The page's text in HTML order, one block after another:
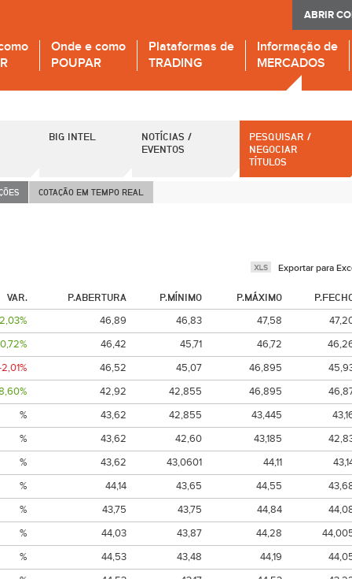
ABRIR
Onde e como
POUPAR
Plataformas de
TRADING
Informação de
MERCADOS
BIG INTEL
NOTÍCIAS /
EVENTOS
PESQUISAR /
NEGOCIAR
TÍTULOS
COTAÇÃO EM TEMPO REAL
Exportar para
VAR. P.ABERTURA P.MÍNIMO P.MÁXIMO
2,03% 46,89 46,83 47,58
0,72%
46,42 45,71 46,72
46,52 45,07 46,895
42,92 42,855 46,895
%
43,62 42,855 43,445
%
43,62 42,60 43,185
%
43,62 43,0601 44,11
%
44,14 43,65 44,55
%
43,75 43,75 44,84
%
44,03 43,87 44,28
%
44,53 43,48 44,19